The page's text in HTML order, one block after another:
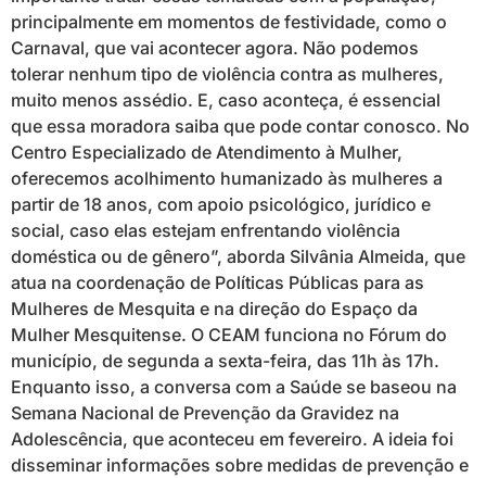
principalmente em momentos de festividade, como o
Carnaval, que vai acontecer agora. Não podemos
tolerar nenhum tipo de violência contra as mulheres,
muito menos assédio. E, caso aconteça, é essencial
que essa moradora saiba que pode contar conosco. No
Centro Especializado de Atendimento à Mulher,
oferecemos acolhimento humanizado às mulheres a
partir de 18 anos, com apoio psicológico, jurídico e
social, caso elas estejam enfrentando violência
doméstica ou de gênero”, aborda Silvânia Almeida, que
atua na coordenação de Políticas Públicas para as
Mulheres de Mesquita e na direção do Espaço da
Mulher Mesquitense. O CEAM funciona no Fórum do
município, de segunda a sexta-feira, das 11h às 17h.
Enquanto isso, a conversa com a Saúde se baseou na
Semana Nacional de Prevenção da Gravidez na
Adolescência, que aconteceu em fevereiro. A ideia foi
disseminar informações sobre medidas de prevenção e